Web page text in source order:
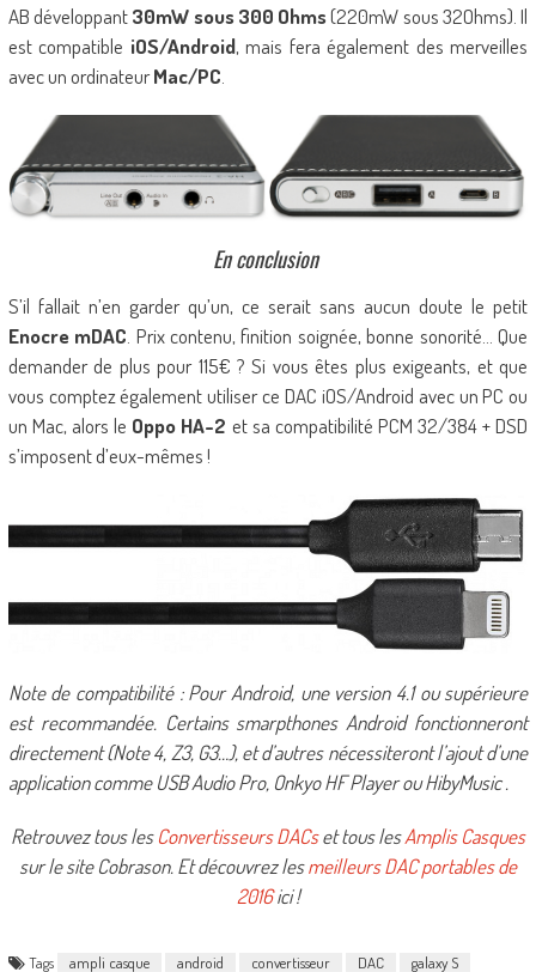
AB développant30mW sous 300 Ohms(220mW sous 32Ohms). Il
est compatible iOS/Android, mais fera également des merveilles
avec un ordinateurMac/PC
En conclusion
S’il fallait n’en garder qu’un, ce serait sans aucun doute le petit
Enocre mDAC. Prix contenu, finition soignée, bonne sonorité… Que
demander de plus pour 115€ ? Si vous êtes plus exigeants, et que
vous comptez également utiliser ce DAC iOS/Android avec un PC ou
un Mac, alors le Oppo HA-2 et sa compatibilité PCM 32/384 + DSD
s’imposent d’eux-mêmes !
Note de compatibilité : Pour Android, une version 4.1 ou supérieure
est recommandée. Certains smarpthones Android fonctionneront
directement (Note 4, Z3, G3…), et d’autres nécessiteront l’ajout d’une
application comme USB Audio Pro, Onkyo HF Player ou HibyMusic .
Retrouvez tous lesConvertisseurs DACset tous lesAmplis Casques
sur le site Cobrason. Et découvrez lesmeilleurs DAC portables de
2016ici !
Tags ampli casque android convertisseur DAC
galaxy S